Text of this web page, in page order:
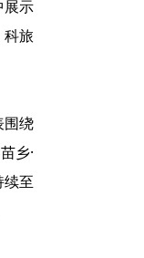
展示
科旅
围绕
乡·
续至